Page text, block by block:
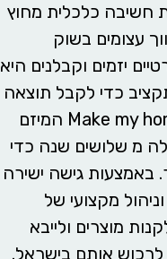
חשיבה כלכלית מחוץ
עצומים בשוק
יזמים וקבלנים היא
כדי לקבל תוצאה
מרהיבה מבלי להתפשר על האיכות. חברת Make my home המיזם
מ שלושים שנה כדי
באמצעות גישה ישירה
מקצועי של
מוצרים ולייבא
אותם בישראל.